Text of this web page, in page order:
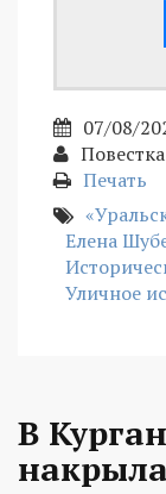
07/08/
Печать
Елена
Уличное
В